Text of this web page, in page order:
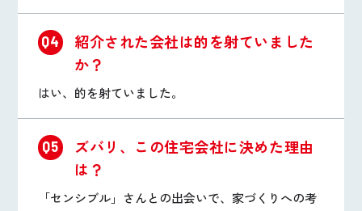
Q4
紹介された会社は的を射ていました
か？
はい、的を射ていました。
Q5
ズバリ、この住宅会社に決めた理由
は？
「センシブル」さんとの出会いで、家づくりへの考